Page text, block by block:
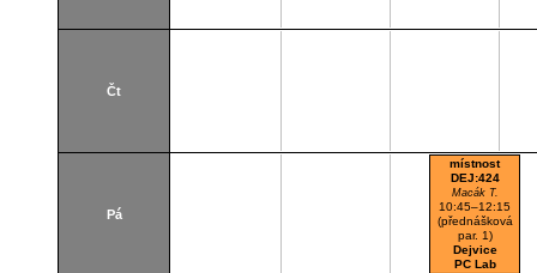
Čt
Pá
místnost
DEJ:424
Macák T.
10:45–12:15
(přednášková
par. 1)
Dejvice
PC Lab